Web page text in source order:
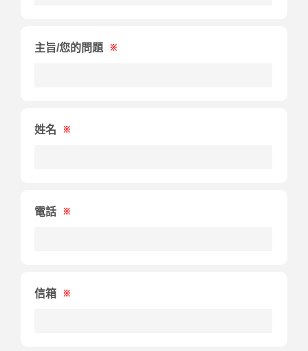
主旨/您的問題 ※
姓名 ※
電話 ※
信箱 ※